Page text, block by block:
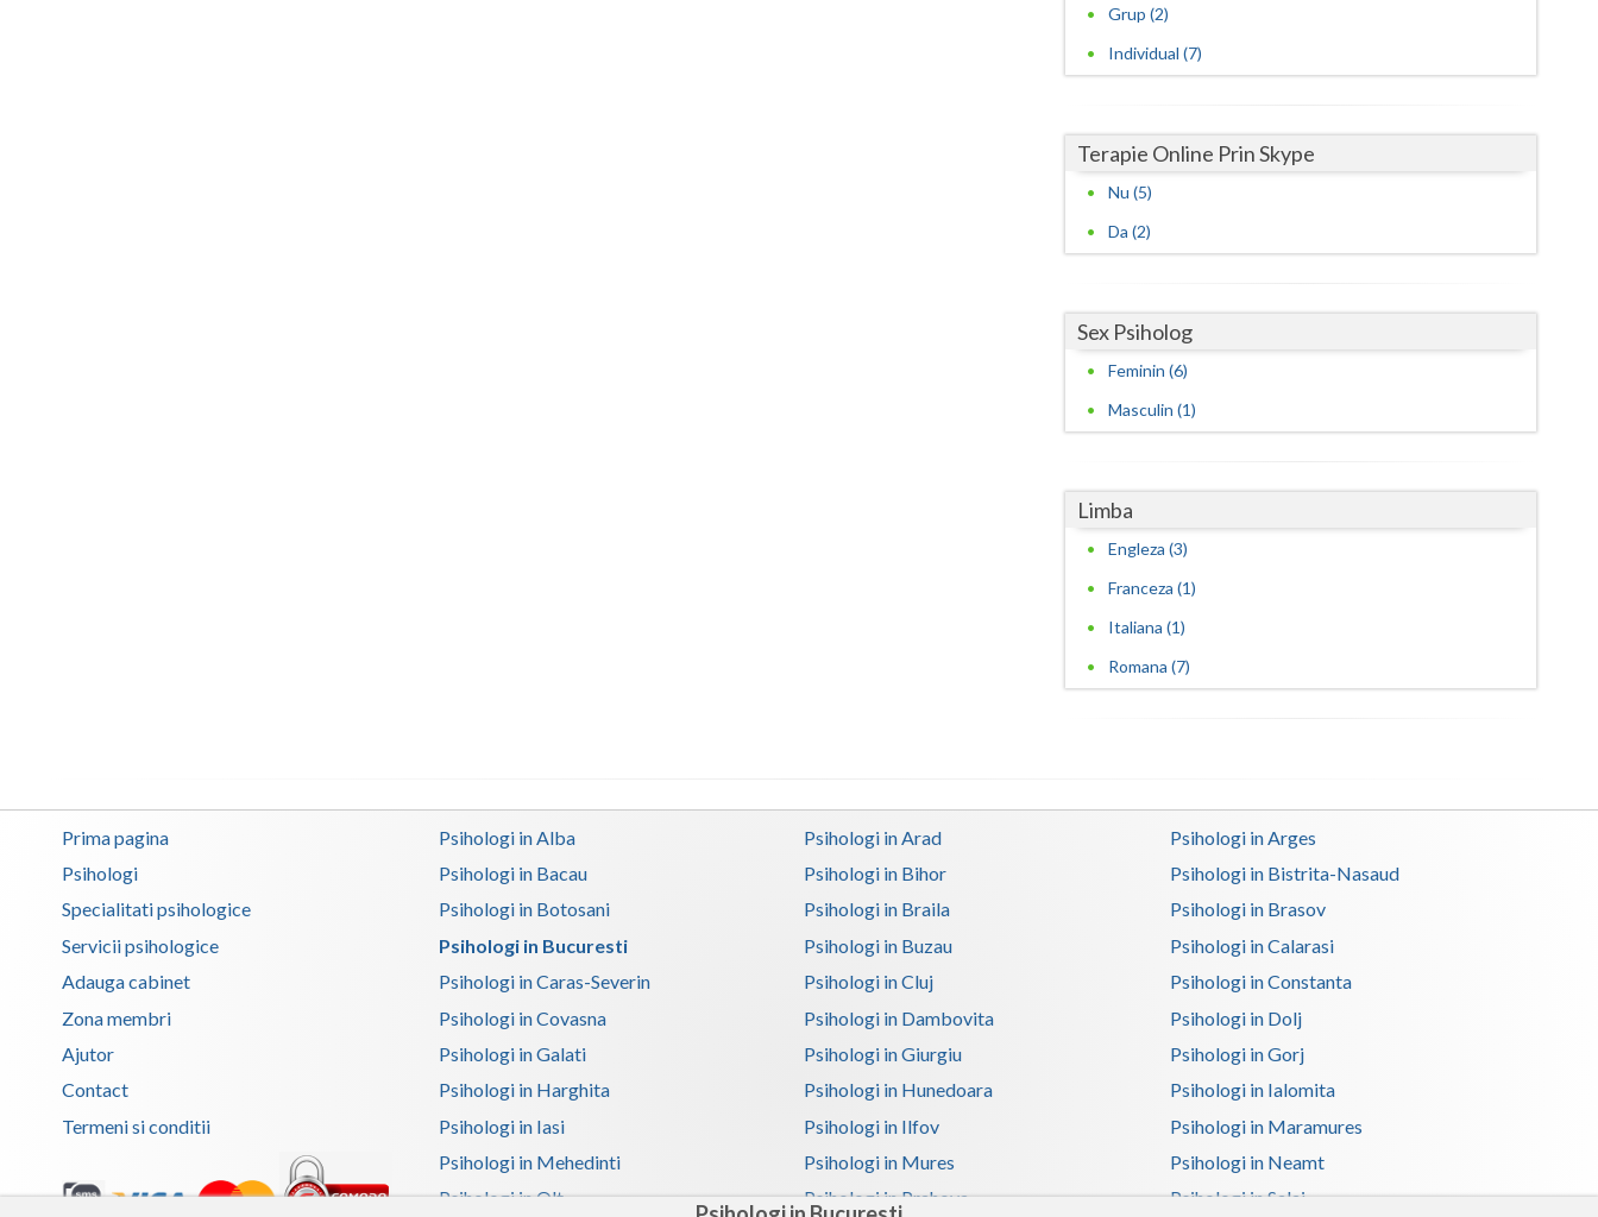
Grup (2)
Individual (7)
Terapie Online Prin Skype
Nu (5)
Da (2)
Sex Psiholog
Feminin (6)
Masculin (1)
Limba
Engleza (3)
Franceza (1)
Italiana (1)
Romana (7)
Prima pagina
Psihologi
Specialitati psihologice
Servicii psihologice
Adauga cabinet
Zona membri
Ajutor
Contact
Termeni si conditii
Psihologi in Alba Psihologi in Arad
Psihologi in Arges
Psihologi in Bacau
Psihologi in Bihor
Psihologi in Bistrita-Nasaud
Psihologi in Botosani
Psihologi in Braila
Psihologi in Brasov
Psihologi in Bucuresti
Psihologi in Buzau
Psihologi in Calarasi
Psihologi in Caras-Severin
Psihologi in Cluj
Psihologi in Constanta
Psihologi in Covasna
Psihologi in Dambovita
Psihologi in Dolj
Psihologi in Galati
Psihologi in Giurgiu
Psihologi in Gorj
Psihologi in Harghita
Psihologi in Hunedoara
Psihologi in Ialomita
Psihologi in Iasi
Psihologi in Ilfov
Psihologi in Maramures
Psihologi in Mehedinti
Psihologi in Mures
Psihologi in Neamt
Psihologi in Olt
Psihologi in Prahova Psihologi in Salaj